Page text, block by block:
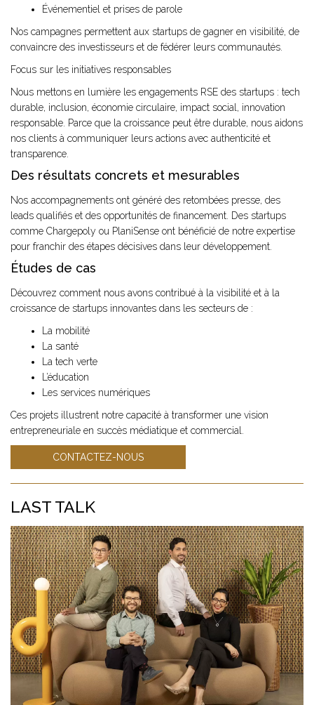
Événementiel et prises de parole
Nos campagnes permettent aux startups de gagner en visibilité, de
convaincre des investisseurs et de fédérer leurs communautés.
Focus sur les initiatives responsables
Nous mettons en lumière les engagements RSE des startups : tech
durable, inclusion, économie circulaire, impact social, innovation
responsable. Parce que la croissance peut être durable, nous aidons
nos clients à communiquer leurs actions avec authenticité et
transparence.
Des résultats concrets et mesurables
Nos accompagnements ont généré des retombées presse, des
leads qualifiés et des opportunités de financement. Des startups
comme Chargepoly ou PlaniSense ont bénéficié de notre expertise
pour franchir des étapes décisives dans leur développement.
Études de cas
Découvrez comment nous avons contribué à la visibilité et à la
croissance de startups innovantes dans les secteurs de :
La mobilité
La santé
La tech verte
L’éducation
Les services numériques
Ces projets illustrent notre capacité à transformer une vision
entrepreneuriale en succès médiatique et commercial.
CONTACTEZ-NOUS
LAST TALK